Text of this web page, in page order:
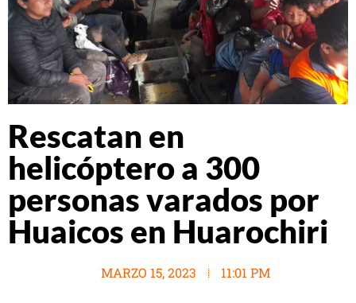
Rescatan en
helicóptero a 300
personas varados por
Huaicos en Huarochiri
MARZO 15, 2023 11:01 PM